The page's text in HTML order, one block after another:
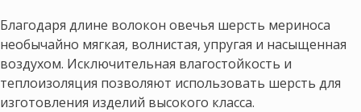
Благодаря длине волокон овечья шерсть мериноса
необычайно мягкая, волнистая, упругая и насыщенная
воздухом. Исключительная влагостойкость и
теплоизоляция позволяют использовать шерсть для
изготовления изделий высокого класса.